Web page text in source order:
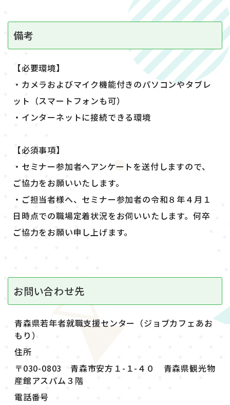
備考
【必要環境】
・カメラおよびマイク機能付きのパソコンやタブレ
ット（スマートフォンも可）
・インターネットに接続できる環境
【必須事項】
・セミナー参加者へアンケートを送付しますので、
ご協力をお願いいたします。
・ご担当者様へ、セミナー参加者の令和８年４月１
日時点での職場定着状況をお伺いいたします。何卒
ご協力をお願い申し上げます。
お問い合わせ先
青森県若年者就職支援センター（ジョブカフェあお
もり）
住所
〒030-0803 青森市安方１-１-４０ 青森県観光物
産館アスパム３階
電話番号